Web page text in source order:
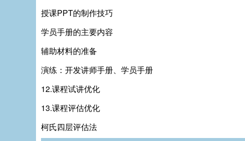
授课PPT的制作技巧
学员手册的主要内容
辅助材料的准备
演练：开发讲师手册、学员手册
12.课程试讲优化
13.课程评估优化
柯氏四层评估法